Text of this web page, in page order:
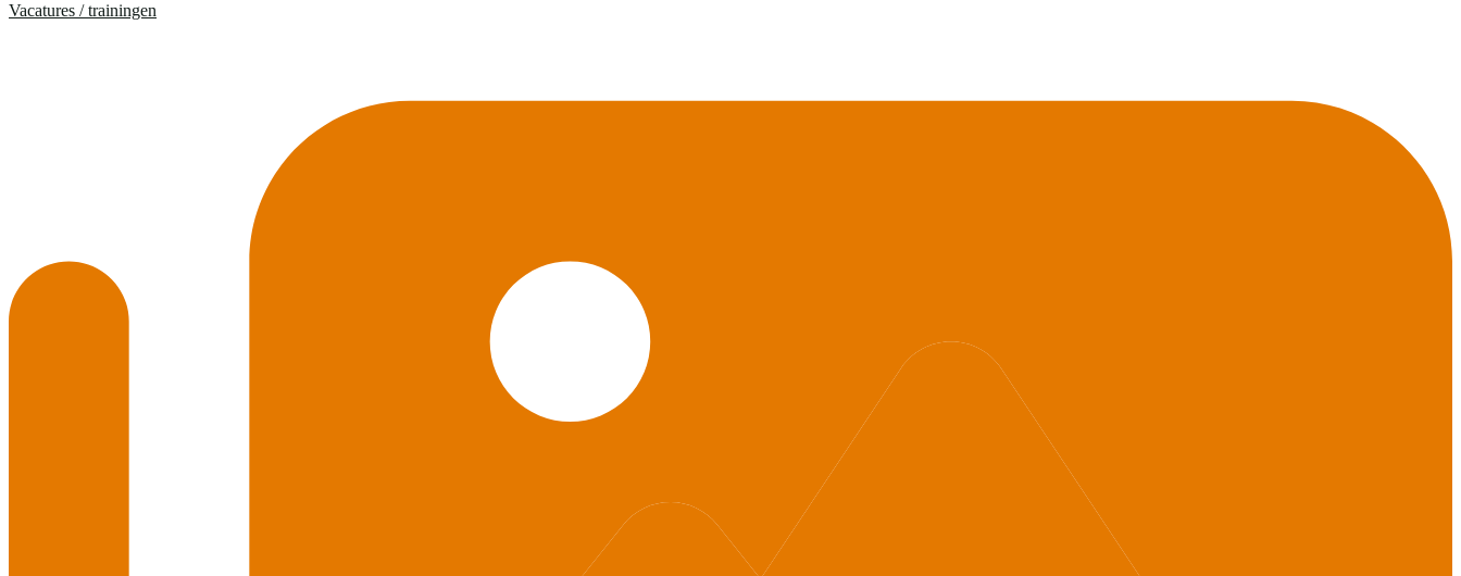
Vacatures / trainingen